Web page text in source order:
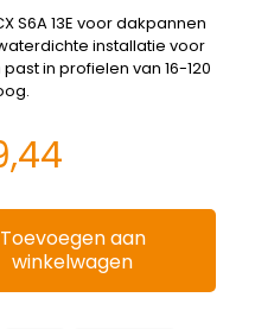
S6A 13E voor dakpannen
installatie voor
in profielen van 16-120
Toevoegen aan
winkelwagen